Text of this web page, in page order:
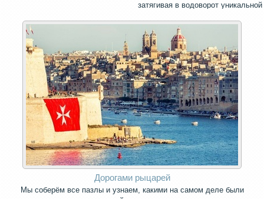
затягивая в водоворот уникальной
площадей.
Дорогами рыцарей
Мы соберём все пазлы и узнаем, какими на самом деле были